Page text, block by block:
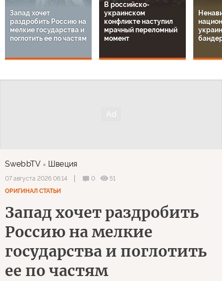
Запад хочет
раздробить Россию на
мелкие государства и
поглотить ее по частям
В российско-
украинском
конфликте наступил
мрачный переломный
момент
SwebbTV Швеция
07 августа 2026 06:14 0
51
ОРИГИНАЛ СТАТЬИ
Запад хочет раздробить
Россию на мелкие
государства и поглотить
ее по частям